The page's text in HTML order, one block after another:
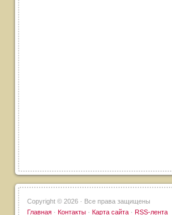
Copyright © 2026 · Все права защищены
Главная · Контакты · Карта сайта · RSS-лента